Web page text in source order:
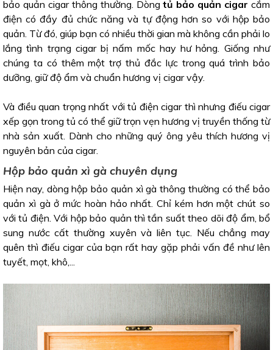
bảo quản cigar thông thường. Dòngtủ bảo quản cigar cắm
điện có đầy đủ chức năng và tự động hơn so với hộp bảo
quản. Từ đó, giúp bạn có nhiều thời gian mà không cần phải lo
lắng tình trạng cigar bị nấm mốc hay hư hỏng. Giống như
chúng ta có thêm một trợ thủ đắc lực trong quá trình bảo
dưỡng, giữ độ ẩm và chuẩn hương vị cigar vậy.
Và điều quan trọng nhất với tủ điện cigar thì nhưng điếu cigar
xếp gọn trong tủ có thể giữ trọn vẹn hương vị truyền thống từ
nhà sản xuất. Dành cho những quý ông yêu thích hương vị
nguyên bản của cigar.
Hộp bảo quản xì gà chuyên dụng
Hiện nay, dòng hộp bảo quản xì gà thông thường có thể bảo
quản xì gà ở mức hoàn hảo nhất. Chỉ kém hơn một chút so
với tủ điện. Với hộp bảo quản thì tần suất theo dõi độ ẩm, bổ
sung nước cất thường xuyên và liên tục. Nếu chẳng may
quên thì điếu cigar của bạn rất hay gặp phải vấn đề như lên
tuyết, mọt, khô,...